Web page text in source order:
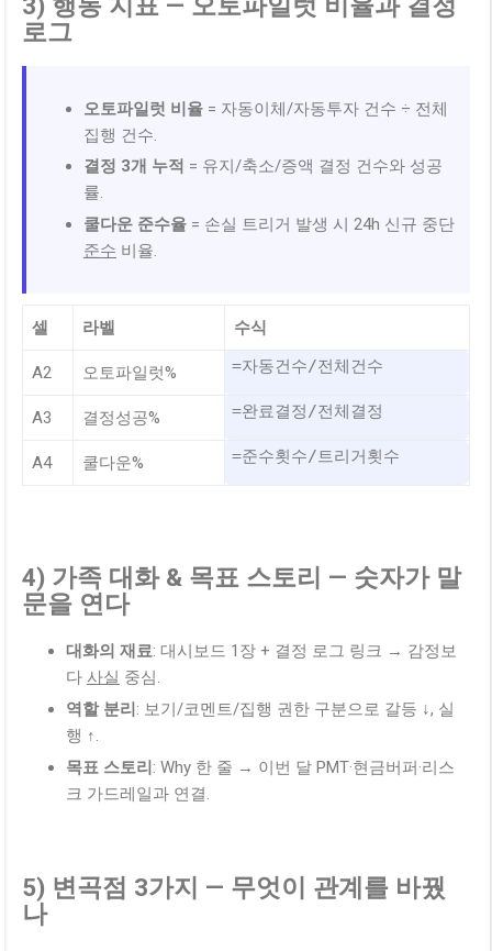
로그
오토파일럿 비율 = 자동이체/자동투자 건수 ÷ 전체
집행 건수.
결정 3개 누적 = 유지/축소/증액 결정 건수와 성공
률.
쿨다운 준수율 = 손실 트리거 발생 시 24h 신규 중단
준수 비율.
셀 라벨 수식
A2 오토파일럿% =자동건수/전체건수
A3 결정성공% =완료결정/전체결정
A4 쿨다운% =준수횟수/트리거횟수
4) 가족 대화 & 목표 스토리 — 숫자가 말
문을 연다
대화의 재료: 대시보드 1장 + 결정 로그 링크 → 감정보
다 사실 중심.
역할 분리 : 보기/코멘트/집행 권한 구분으로 갈등 ↓, 실
행 ↑.
목표 스토리 : Why 한 줄 → 이번 달 PMT·현금버퍼·리스
크 가드레일과 연결.
5) 변곡점 3가지 — 무엇이 관계를 바꿨
나